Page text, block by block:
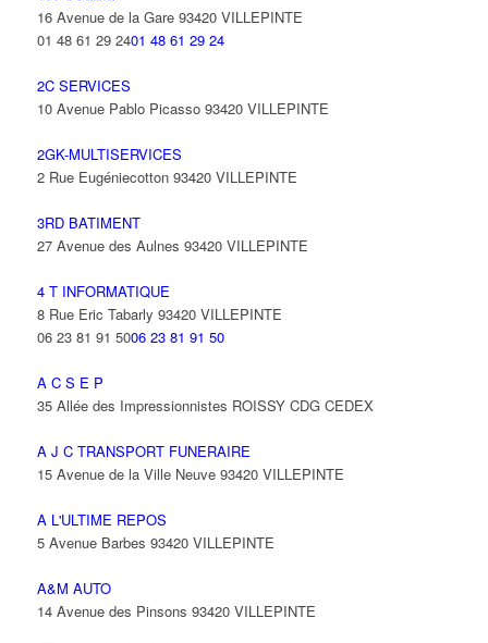
16 Avenue de la Gare 93420 VILLEPINTE
01 48 61 29 2401 48 61 29 24
2C SERVICES
10 Avenue Pablo Picasso 93420 VILLEPINTE
2GK-MULTISERVICES
2 Rue Eugéniecotton 93420 VILLEPINTE
3RD BATIMENT
27 Avenue des Aulnes 93420 VILLEPINTE
4 T INFORMATIQUE
8 Rue Eric Tabarly 93420 VILLEPINTE
06 23 81 91 5006 23 81 91 50
A C S E P
35 Allée des Impressionnistes ROISSY CDG CEDEX
A J C TRANSPORT FUNERAIRE
15 Avenue de la Ville Neuve 93420 VILLEPINTE
A L'ULTIME REPOS
5 Avenue Barbes 93420 VILLEPINTE
A&M AUTO
14 Avenue des Pinsons 93420 VILLEPINTE